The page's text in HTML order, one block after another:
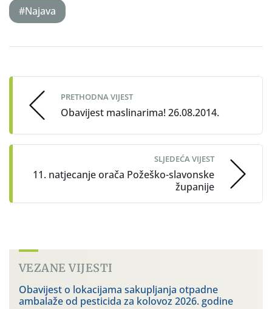
#Najava
navigation
PRETHODNA VIJEST
Obavijest maslinarima! 26.08.2014.
SLJEDEĆA VIJEST
11. natjecanje orača Požeško-slavonske
županije
VEZANE VIJESTI
Obavijest o lokacijama sakupljanja otpadne
ambalaže od pesticida za kolovoz 2026. godine